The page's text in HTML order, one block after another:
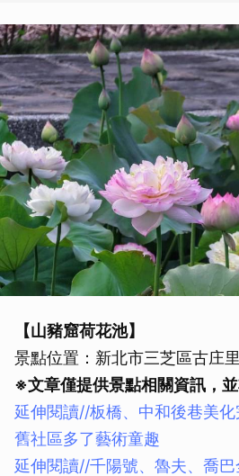
【山豬窟荷花池】
景點位置：新北市三芝區古庄
※文章僅提供景點相關資訊，
延伸閱讀//板橋、中和後巷美
舊社區多了藝術童趣
延伸閱讀//千陽號、魯夫、喬